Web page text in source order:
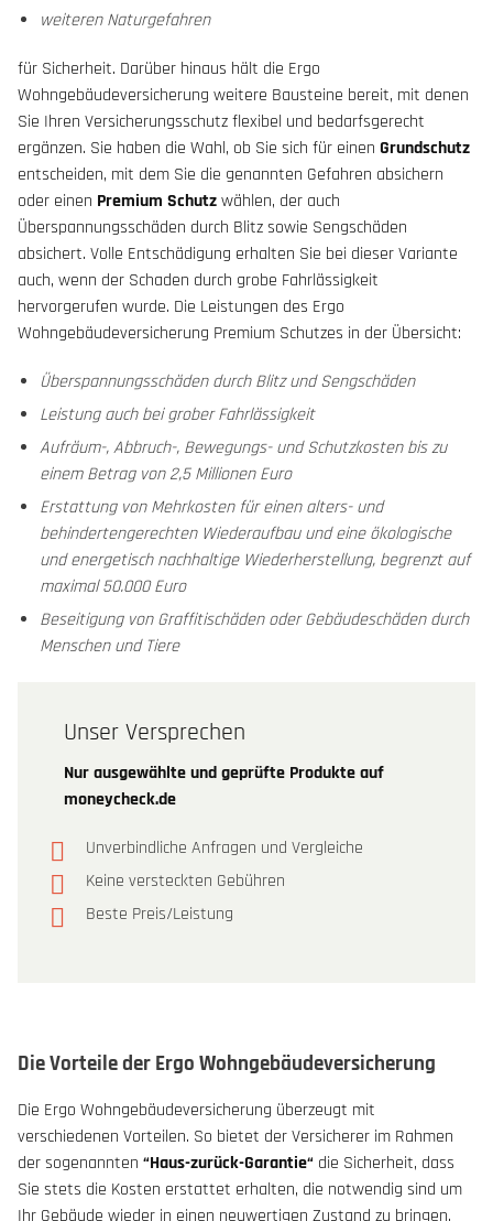
weiteren Naturgefahren
für Sicherheit. Darüber hinaus hält die Ergo
Wohngebäudeversicherung weitere Bausteine bereit, mit denen
Sie Ihren Versicherungsschutz flexibel und bedarfsgerecht
ergänzen. Sie haben die Wahl, ob Sie sich für einen Grundschutz
entscheiden, mit dem Sie die genannten Gefahren absichern
oder einen Premium Schutzwählen, der auch
Überspannungsschäden durch Blitz sowie Sengschäden
absichert. Volle Entschädigung erhalten Sie bei dieser Variante
auch, wenn der Schaden durch grobe Fahrlässigkeit
hervorgerufen wurde. Die Leistungen des Ergo
Wohngebäudeversicherung Premium Schutzes in der Übersicht:
Überspannungsschäden durch Blitz und Sengschäden
Leistung auch bei grober Fahrlässigkeit
Aufräum-, Abbruch-, Bewegungs- und Schutzkosten bis zu
einem Betrag von 2,5 Millionen Euro
Erstattung von Mehrkosten für einen alters- und
behindertengerechten Wiederaufbau und eine ökologische
und energetisch nachhaltige Wiederherstellung, begrenzt auf
maximal 50.000 Euro
Beseitigung von Graffitischäden oder Gebäudeschäden durch
Menschen und Tiere
Unser Versprechen
Nur ausgewählte und geprüfte Produkte auf
moneycheck.de
Unverbindliche Anfragen und Vergleiche
Keine versteckten Gebühren
Beste Preis/Leistung
Die Vorteile der Ergo Wohngebäudeversicherung
Die Ergo Wohngebäudeversicherung überzeugt mit
verschiedenen Vorteilen. So bietet der Versicherer im Rahmen
der sogenannten “Haus-zurück-Garantie“ die Sicherheit, dass
Sie stets die Kosten erstattet erhalten, die notwendig sind um
Ihr Gebäude wieder in einen neuwertigen Zustand zu bringen.